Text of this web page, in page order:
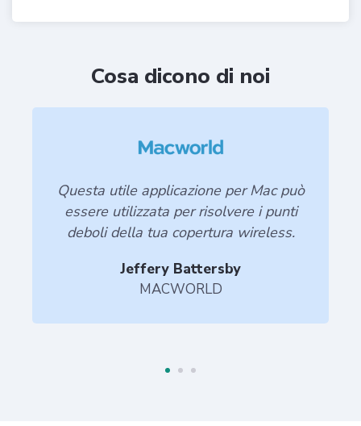
Cosa dicono di noi
Questa utile applicazione per Mac può
essere utilizzata per risolvere i punti
deboli della tua copertura wireless.
Jeffery Battersby
MACWORLD